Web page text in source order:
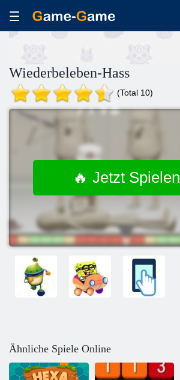
Wiederbeleben-Hass
(Total 10)
🔥 Jetzt Spielen
Ähnliche Spiele Online